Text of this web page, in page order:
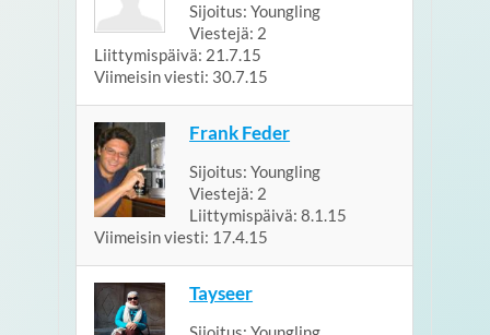
Sijoitus: Youngling
Viestejä: 2
Liittymispäivä: 21.7.15
Viimeisin viesti: 30.7.15
Frank Feder
Sijoitus: Youngling
Viestejä: 2
Liittymispäivä: 8.1.15
Viimeisin viesti: 17.4.15
Tayseer